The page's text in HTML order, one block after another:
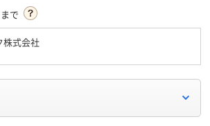
まで
株式会社